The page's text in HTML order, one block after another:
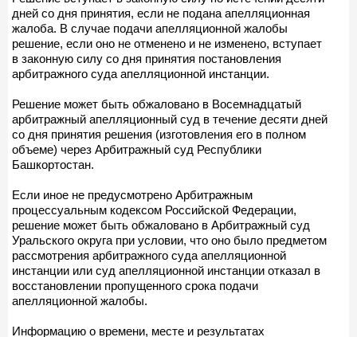
дней со дня принятия, если не подана апелляционная
жалоба. В случае подачи апелляционной жалобы
решение, если оно не отменено и не изменено, вступает
в законную силу со дня принятия постановления
арбитражного суда апелляционной инстанции.
Решение может быть обжаловано в Восемнадцатый
арбитражный апелляционный суд в течение десяти дней
со дня принятия решения (изготовления его в полном
объеме) через Арбитражный суд Республики
Башкортостан.
Если иное не предусмотрено Арбитражным
процессуальным кодексом Российской Федерации,
решение может быть обжаловано в Арбитражный суд
Уральского округа при условии, что оно было предметом
рассмотрения арбитражного суда апелляционной
инстанции или суд апелляционной инстанции отказал в
восстановлении пропущенного срока подачи
апелляционной жалобы.
Информацию о времени, месте и результатах